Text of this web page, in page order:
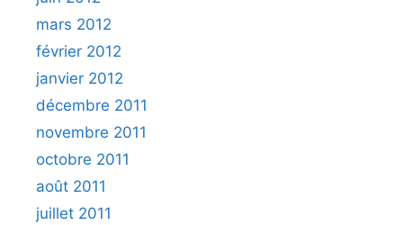
mars 2012
février 2012
janvier 2012
décembre 2011
novembre 2011
octobre 2011
août 2011
juillet 2011